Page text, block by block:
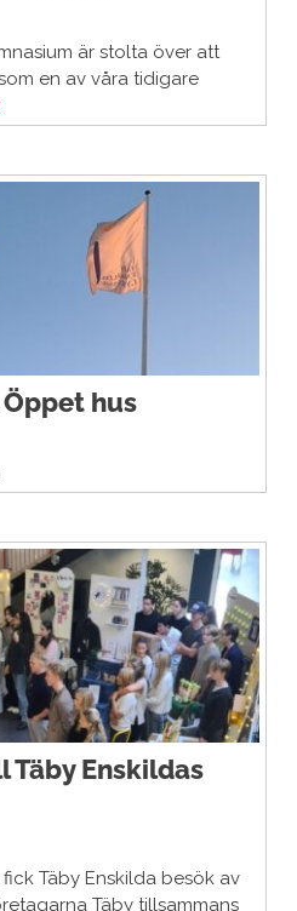
är stolta över att
en av våra tidigare
hus
Enskildas
Täby Enskilda besök av
Täby tillsammans